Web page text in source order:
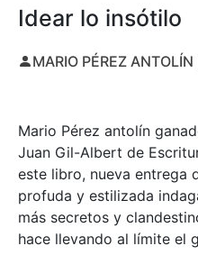
Idear lo insótilo
MARIO PÉREZ ANTOLÍN
Mario Pérez antolín
Juan Gil-Albert de
este libro, nueva entrega
profuda y estilizada
más secretos y
hace llevando al límite el